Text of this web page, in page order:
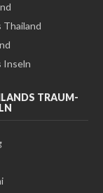
Thailand
Inseln
TRAUM-